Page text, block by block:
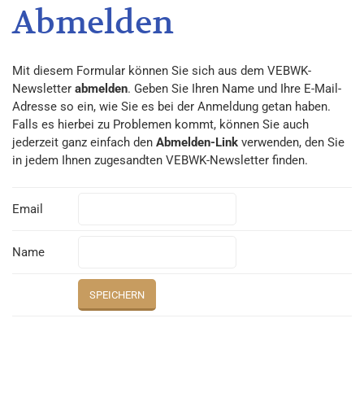
Abmelden
Mit diesem Formular können Sie sich aus dem VEBWK-
Newsletter abmelden. Geben Sie Ihren Name und Ihre E-Mail-
Adresse so ein, wie Sie es bei der Anmeldung getan haben.
Falls es hierbei zu Problemen kommt, können Sie auch
jederzeit ganz einfach den Abmelden-Link verwenden, den Sie
in jedem Ihnen zugesandten VEBWK-Newsletter finden.
Email
Name